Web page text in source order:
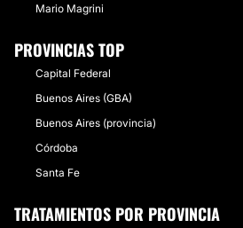
Mario Magrini
PROVINCIAS TOP
Capital Federal
Buenos Aires (GBA)
Buenos Aires (provincia)
Córdoba
Santa Fe
TRATAMIENTOS POR PROVINCIA